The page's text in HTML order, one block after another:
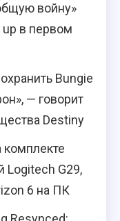
войну»
up в первом
Bungie
— говорит
Destiny
комплекте
Logitech G29,
6 на ПК